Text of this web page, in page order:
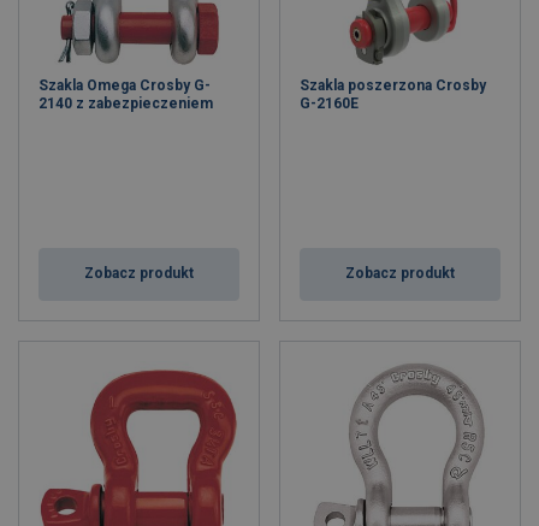
Szakla Omega Crosby G-
2140 z zabezpieczeniem
Zobacz produkt
Szakla poszerzona Crosby
G-2160E
Zobacz produkt